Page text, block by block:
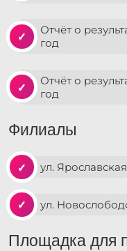
Отчёт о
год
Отчёт о
год
Филиалы
ул.
ул.
Площадка для